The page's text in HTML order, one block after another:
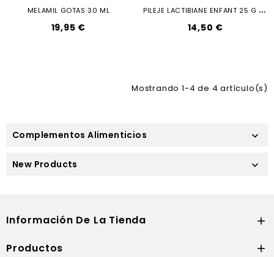
MELAMIL GOTAS 30 ML
19,95 €
P
ILEJE LACTIBIANE ENFANT 25 G 10 SOBRES
14,50 €
Mostrando 1-4 de 4 artículo(s)
Complementos Alimenticios 
New Products 
Información De La Tienda 
Productos 